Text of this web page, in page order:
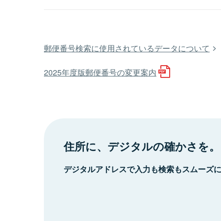
郵便番号検索に使用されているデータについて
2025年度版郵便番号の変更案内
住所に、デジタルの確かさを。
デジタルアドレスで入力も検索もスムーズ